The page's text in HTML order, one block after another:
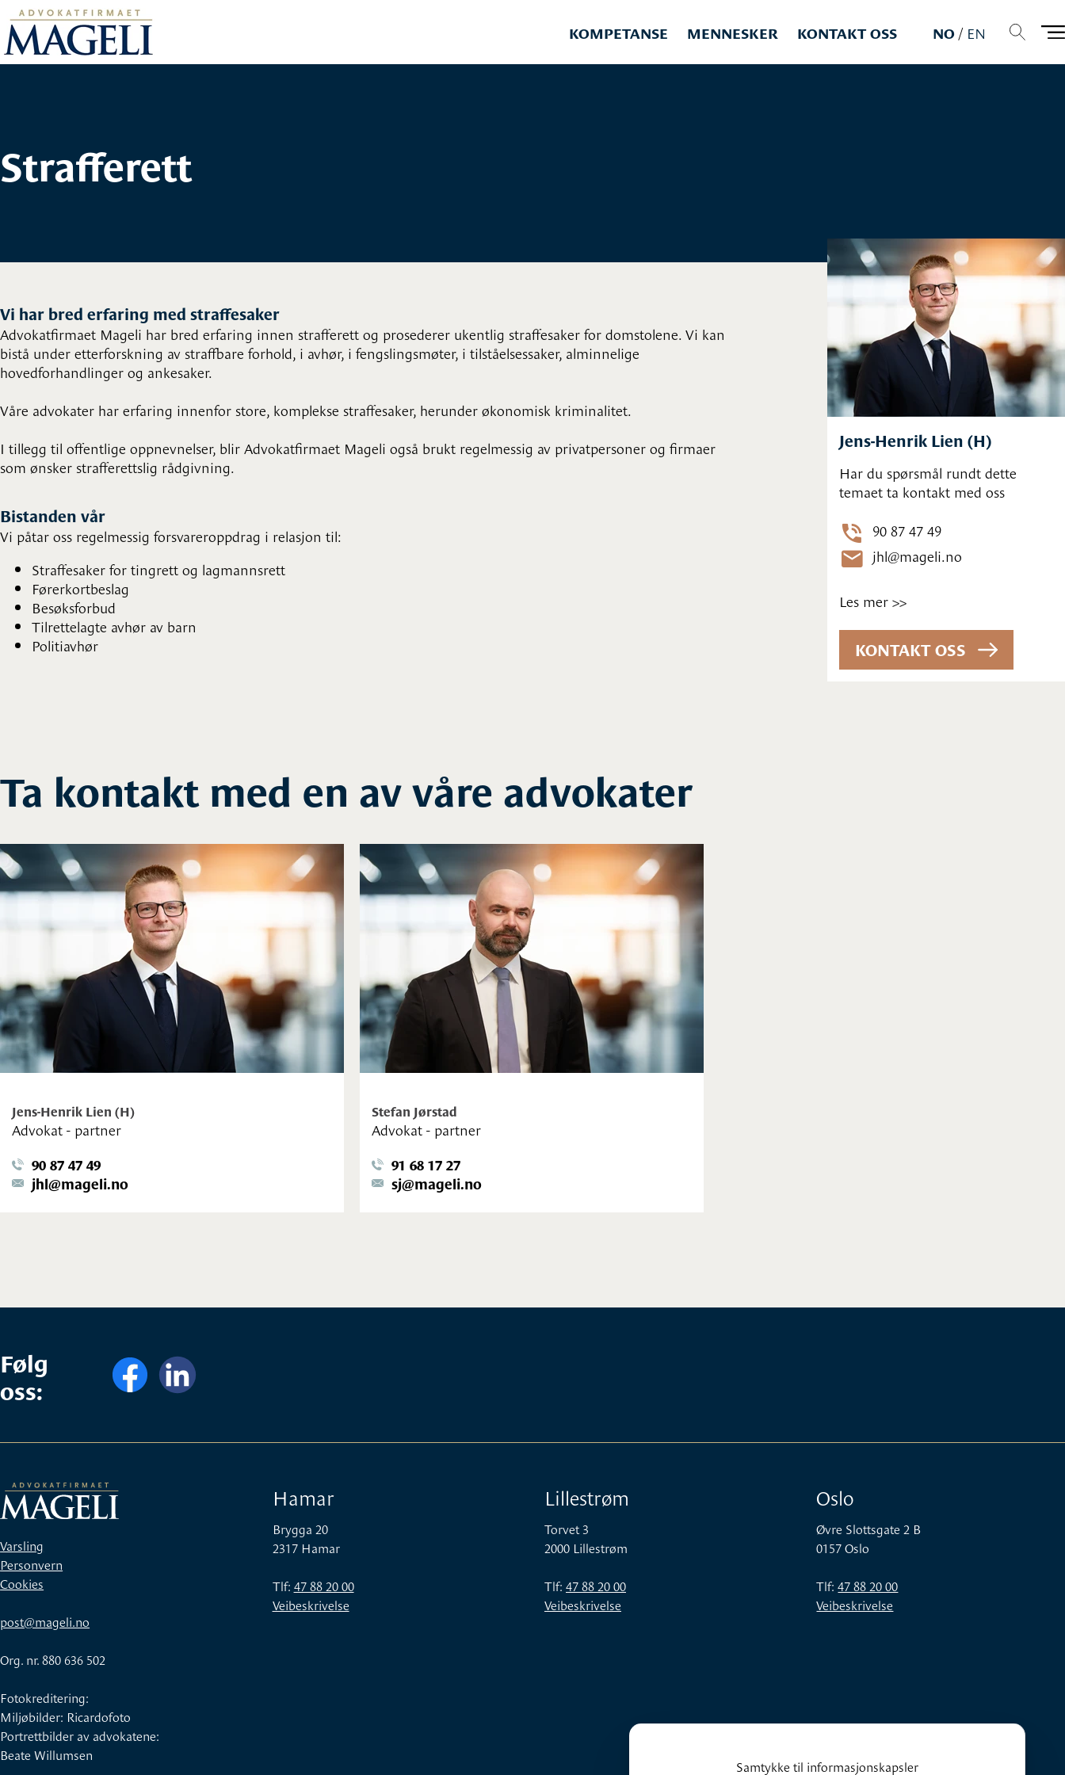
KOMPETANSE MENNESKER KONTAKT OSS NO/ EN
Strafferett
Vi har bred erfaring med straffesaker
Advokatfirmaet Mageli har bred erfaring innen strafferett og prosederer ukentlig straffesaker for domstolene. Vi kan
bistå under etterforskning av straffbare forhold, i avhør, i fengslingsmøter, i tilståelsessaker, alminnelige
hovedforhandlinger og ankesaker.
Våre advokater har erfaring innenfor store, komplekse straffesaker, herunder økonomisk kriminalitet.
I tillegg til offentlige oppnevnelser, blir Advokatfirmaet Mageli også brukt regelmessig av privatpersoner og firmaer
som ønsker strafferettslig rådgivning.
Bistanden vår
Vi påtar oss regelmessig forsvareroppdrag i relasjon til:
Straffesaker for tingrett og lagmannsrett
Førerkortbeslag
Besøksforbud
Tilrettelagte avhør av barn
Politiavhør
Jens-Henrik Lien (H)
Har du spørsmål rundt dette
temaet ta kontakt med oss
90 87 47 49
jhl@mageli.no
Les mer >>
Ta kontakt med en av våre advokater
Jens-Henrik Lien (H)
Advokat - partner
90 87 47 49
jhl@mageli.no
Stefan Jørstad
Advokat - partner
91 68 17 27
sj@mageli.no
Følg
oss:
Varsling
Personvern
Cookies
post@mageli.no
Org. nr. 880 636 502
Fotokreditering:
Miljøbilder: Ricardofoto
Portrettbilder av advokatene:
Beate Willumsen
Hamar
Brygga 20
2317 Hamar
Tlf: 47 88 20 00
Veibeskrivelse
Lillestrøm
Torvet 3
2000 Lillestrøm
Tlf: 47 88 20 00
Veibeskrivelse
Oslo
Øvre Slottsgate 2 B
0157 Oslo
Tlf:47 88 20 00
Veibeskrivelse
Samtykke til informasjonskapsler